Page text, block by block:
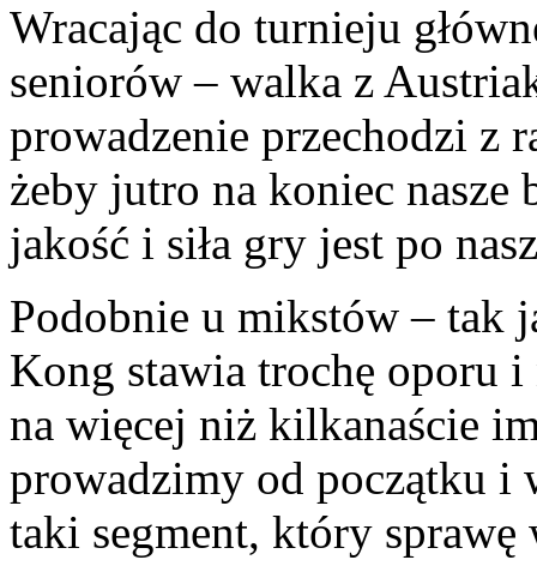
Wracając do turnieju
seniorów – walka z
prowadzenie przechodzi z
żeby jutro na koniec nasze
jakość i siła gry jest po
Podobnie u mikstów – tak
Kong stawia trochę oporu
na więcej niż kilkanaście
prowadzimy od początku i
taki segment, który